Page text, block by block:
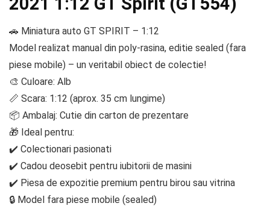
🚗 Miniatura auto GT SPIRIT – 1:12
Model realizat manual din poly-rasina, editie sealed (fara
piese mobile) – un veritabil obiect de colectie!
🎨 Culoare: Alb
📏 Scara: 1:12 (aprox. 35 cm lungime)
📦 Ambalaj: Cutie din carton de prezentare
🎁 Ideal pentru:
✔️ Colectionari pasionati
✔️ Cadou deosebit pentru iubitorii de masini
✔️ Piesa de expozitie premium pentru birou sau vitrina
🔒 Model fara piese mobile (sealed)